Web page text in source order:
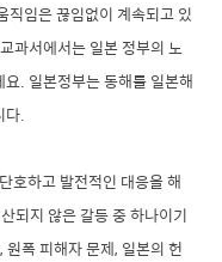
직임은 끊임없이 계속되고 있
과서에서는 일본 정부의 노
. 일본정부는 동해를 일본해
다.
호하고 발전적인 대응을 해
되지 않은 갈등 중 하나이기
폭 피해자 문제, 일본의 헌